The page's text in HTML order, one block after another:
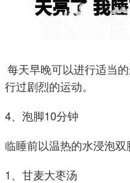
每天早晚可以进行适当
行过剧烈的运动。
4、泡脚10分钟
临睡前以温热的水浸泡
1、甘麦大枣汤